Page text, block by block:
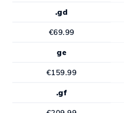
.gd
€69.99
ge
€159.99
.gf